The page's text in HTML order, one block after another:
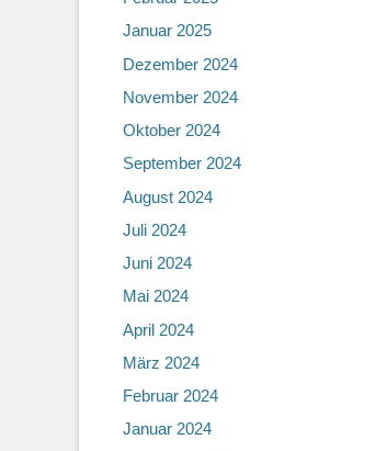
Januar 2025
Dezember 2024
November 2024
Oktober 2024
September 2024
August 2024
Juli 2024
Juni 2024
Mai 2024
April 2024
März 2024
Februar 2024
Januar 2024